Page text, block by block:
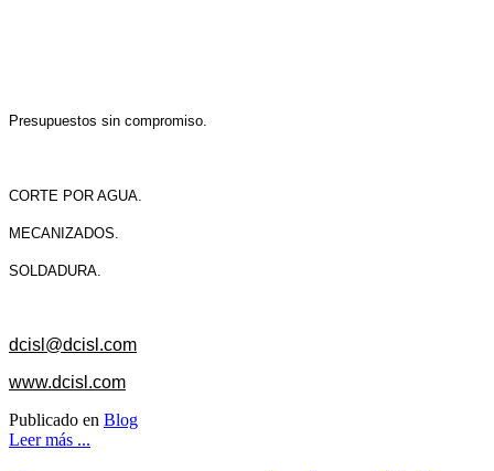
Presupuestos sin compromiso.
CORTE POR AGUA.
MECANIZADOS.
SOLDADURA.
dcisl@dcisl.com
www.dcisl.com
Publicado en Blog
Leer más ...